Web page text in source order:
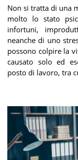
Non si tratta di una
molto lo stato
infortuni,
neanche di uno
possono colpire la
causato solo ed
posto di lavoro, tra